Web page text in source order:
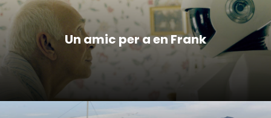
Un amic per a en Frank